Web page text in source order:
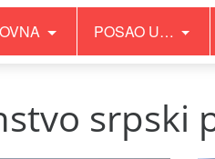
POSAO U…
srpski